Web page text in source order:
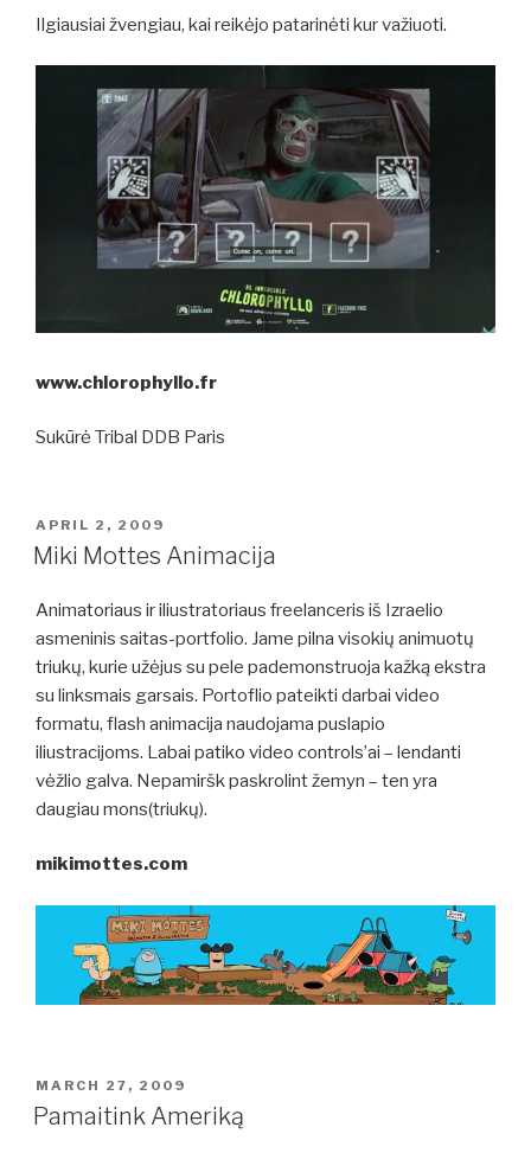
Ilgiausiai žvengiau, kai reikėjo patarinėti kur važiuoti.
www.chlorophyllo.fr
Sukūrė Tribal DDB Paris
POSTED
ON
APRIL 2, 2009
Miki Mottes Animacija
Animatoriaus ir iliustratoriaus freelanceris iš Izraelio
asmeninis saitas-portfolio. Jame pilna visokių animuotų
triukų, kurie užėjus su pele pademonstruoja kažką ekstra
su linksmais garsais. Portoflio pateikti darbai video
formatu, flash animacija naudojama puslapio
iliustracijoms. Labai patiko video controls’ai – lendanti
vėžlio galva. Nepamiršk paskrolint žemyn – ten yra
daugiau mons(triukų).
mikimottes.com
POSTED
ON
MARCH 27, 2009
Pamaitink Ameriką